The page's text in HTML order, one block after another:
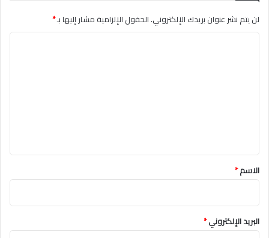
لن يتم نشر عنوان بريدك الإلكتروني.الحقول الإلزامية مشار إليها بـ*
*
الاسم*
البريد الإلكتروني*